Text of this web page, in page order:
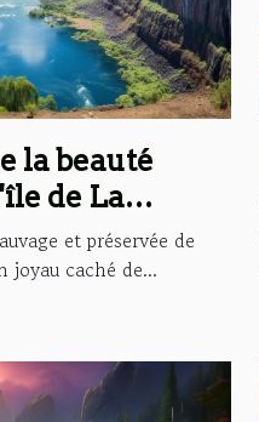
la beauté
de La
sur la
ou de
et préservée de
joyau caché de...